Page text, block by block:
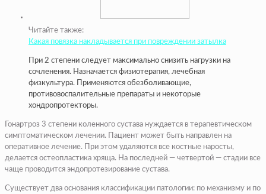
Читайте также:
Какая повязка накладывается при повреждении затылка
При 2 степени следует максимально снизить нагрузки на
сочленения. Назначается физиотерапия, лечебная
физкультура. Применяются обезболивающие,
противовоспалительные препараты и некоторые
хондропротекторы.
Гонартроз 3 степени коленного сустава нуждается в терапевтическом
симптоматическом лечении. Пациент может быть направлен на
оперативное лечение. При этом удаляются все костные наросты,
делается остеопластика хряща. На последней — четвертой — стадии все
чаще проводится эндопротезирование сустава.
Существует два основания классификации патологии: по механизму и по